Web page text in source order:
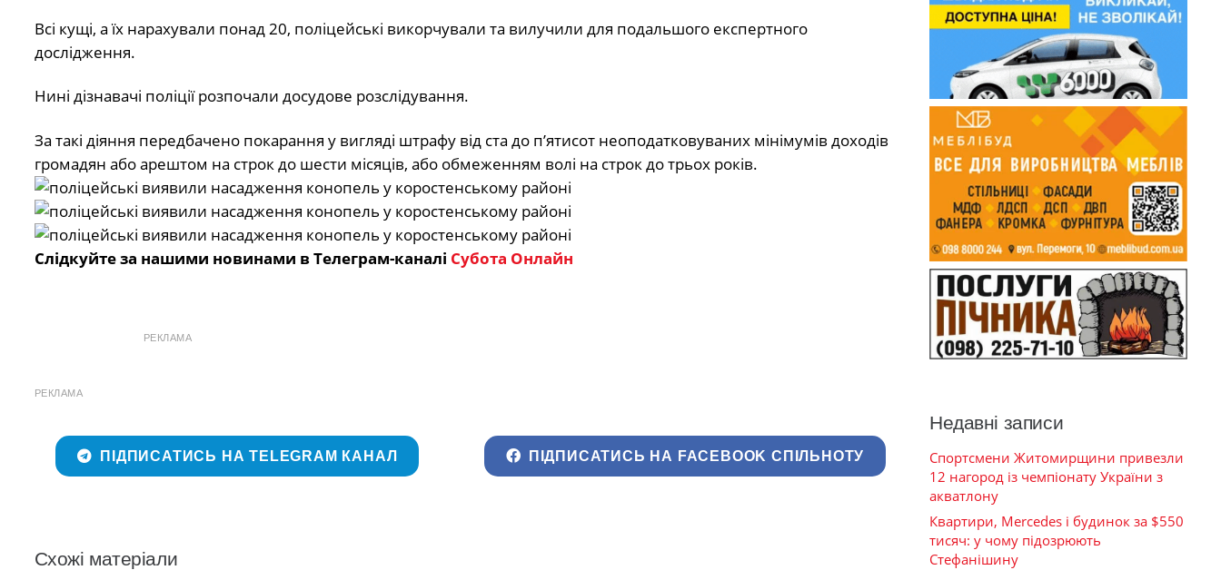
Всі кущі, а їх нарахували понад 20, поліцейські викорчували та вилучили для подальшого експертного
дослідження.
Нині дізнавачі поліції розпочали досудове розслідування.
За такі діяння передбачено покарання у вигляді штрафу від ста до п’ятисот неоподатковуваних мінімумів доходів
громадян або арештом на строк до шести місяців, або обмеженням волі на строк до трьох років.
Слідкуйте за нашими новинами в Телеграм-каналі Субота Онлайн
РЕКЛАМА
РЕКЛАМА
ПІДПИСАТИСЬ НА TELEGRAM КАНАЛ ПІДПИСАТИСЬ НА FACEBOOK СПІЛЬНОТУ
Схожі матеріали
Недавні записи
Спортсмени Житомирщини привезли
12 нагород із чемпіонату України з
акватлону
Квартири, Mercedes і будинок за $550
тисяч: у чому підозрюють
Стефанішину